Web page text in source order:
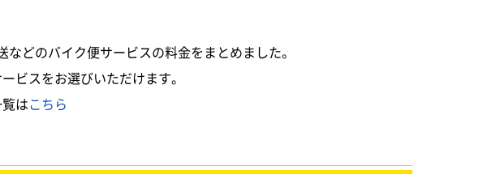
どのバイク便サービスの料金をまとめました。
ビスをお選びいただけます。
はこちら